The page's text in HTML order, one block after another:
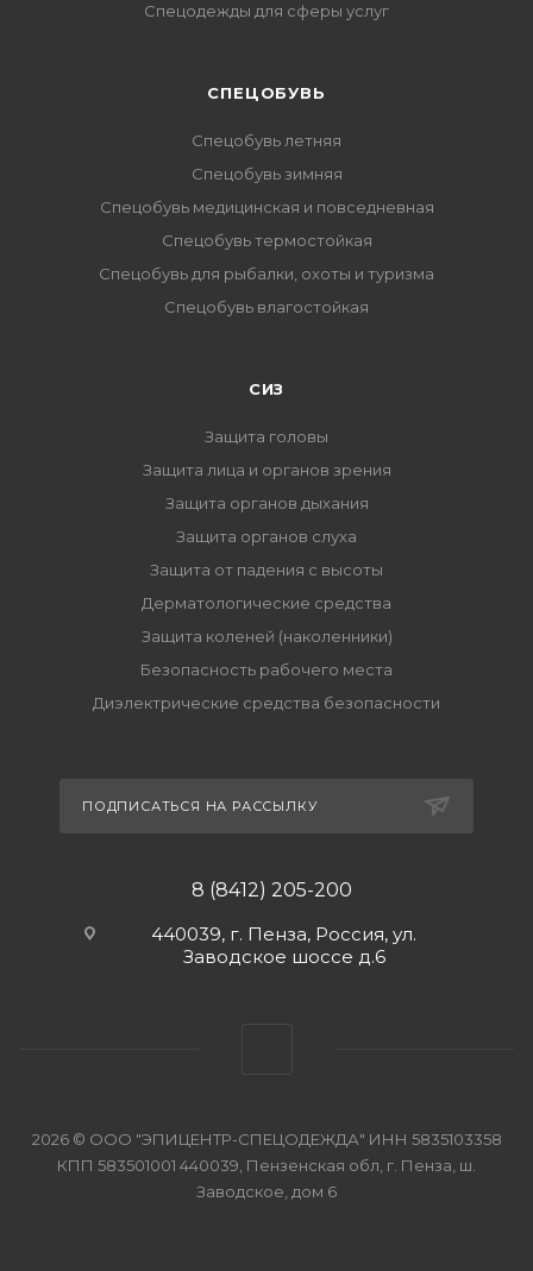
Спецодежды для сферы услуг
CПЕЦОБУВЬ
Спецобувь летняя
Спецобувь зимняя
Спецобувь медицинская и повседневная
Спецобувь термостойкая
Спецобувь для рыбалки, охоты и туризма
Спецобувь влагостойкая
СИЗ
Защита головы
Защита лица и органов зрения
Защита органов дыхания
Защита органов слуха
Защита от падения с высоты
Дерматологические средства
Защита коленей (наколенники)
Безопасность рабочего места
Диэлектрические средства безопасности
ПОДПИСАТЬСЯ НА РАССЫЛКУ
8 (8412) 205-200
440039, г. Пенза, Россия, ул.
Заводское шоссе д.6
2026 © ООО "ЭПИЦЕНТР-СПЕЦОДЕЖДА" ИНН 5835103358
КПП 583501001 440039, Пензенская обл, г. Пенза, ш.
Заводское, дом 6